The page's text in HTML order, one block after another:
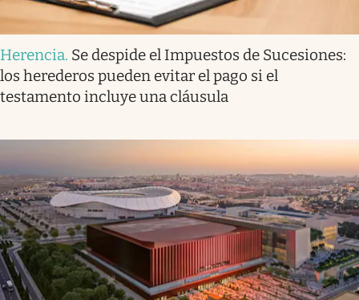
Herencia. Se despide el Impuestos de Sucesiones:
los herederos pueden evitar el pago si el
testamento incluye una cláusula